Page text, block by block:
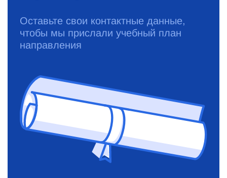
Оставьте свои контактные данные,
чтобы мы прислали учебный план
направления